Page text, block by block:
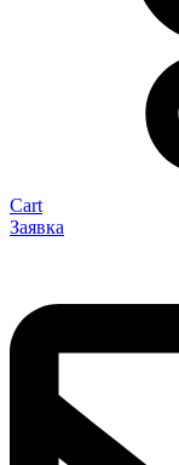
Cart
Заявка